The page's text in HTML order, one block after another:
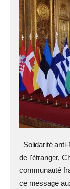
Solidarité
de l'étranger,
communauté
ce message